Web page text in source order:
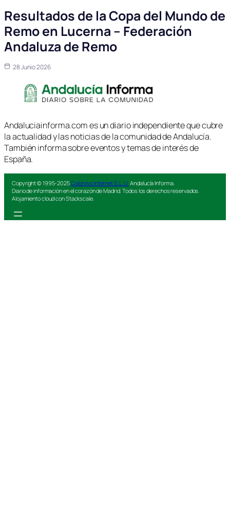
Resultados de la Copa del Mundo de
Remo en Lucerna – Federación
Andaluza de Remo
28 Junio 2026
Andaluciainforma.com es un diario independiente que cubre
la actualidad y las noticias de la comunidad de Andalucía.
También informa sobre eventos y temas de interés de
España.
Copyright © 1995-2025Colorvivo Internet S.L.U. Andalucía Informa.
Diario de información en el corazón de Madrid. Todos los derechos reservados.
Alojamiento cloud con Stackscale.